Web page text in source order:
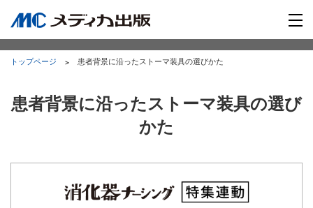
トップページ 患者背景に沿ったストーマ装具の選びかた
患者背景に沿ったストーマ装具の選び
かた